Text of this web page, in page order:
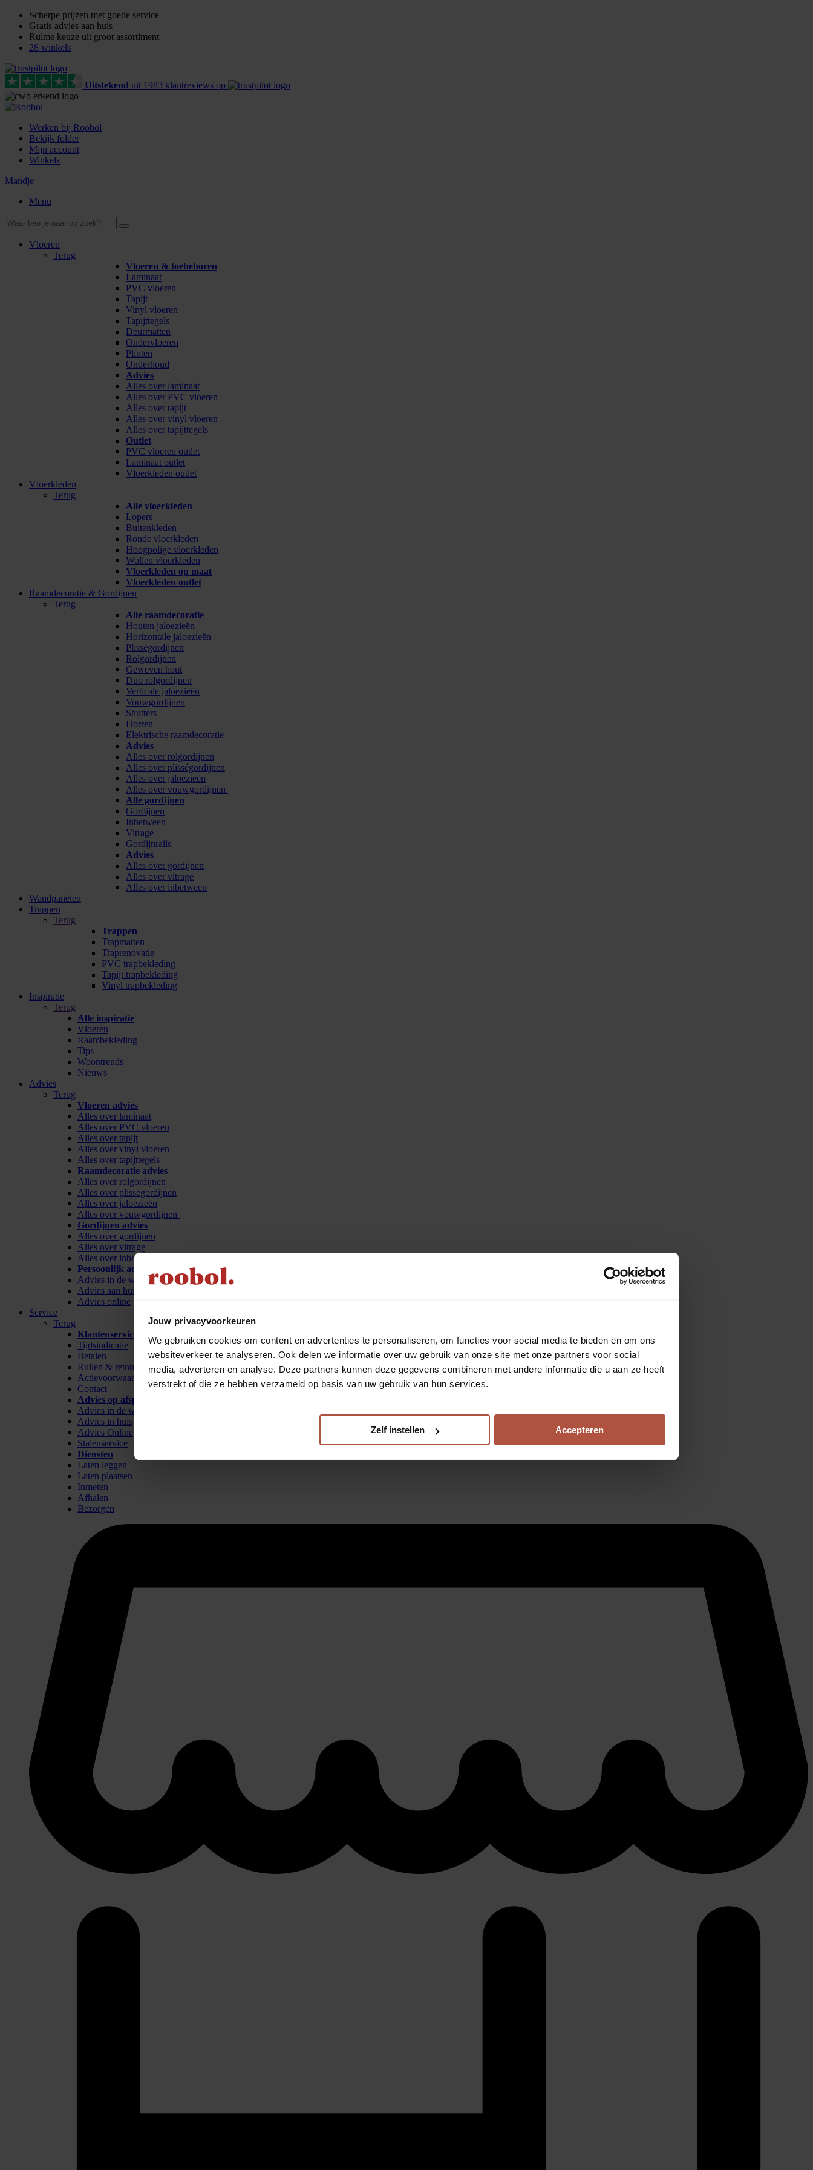
Jouw privacyvoorkeuren
We gebruiken cookies om content en advertenties te personaliseren, om functies voor social media te bieden en om ons
websiteverkeer te analyseren. Ook delen we informatie over uw gebruik van onze site met onze partners voor social
media, adverteren en analyse. Deze partners kunnen deze gegevens combineren met andere informatie die u aan ze heeft
verstrekt of die ze hebben verzameld op basis van uw gebruik van hun services.
Zelf instellen Accepteren
Scherpe prijzen met goede service
Gratis advies aan huis
Ruime keuze uit groot assortiment
28 winkels
Uitstekend uit 1983 klantreviews op
Werken bij Roobol
Bekijk folder
Mijn account
Winkels
Mandje
Menu
Vloeren
Terug
Vloeren & toebehoren
Laminaat
PVC vloeren
Tapijt
Vinyl vloeren
Tapijttegels
Deurmatten
Ondervloeren
Plinten
Onderhoud
Advies
Alles over laminaat
Alles over PVC vloeren
Alles over tapijt
Alles over vinyl vloeren
Alles over tapijttegels
Outlet
PVC vloeren outlet
Laminaat outlet
Vloerkleden outlet
Vloerkleden
Terug
Alle vloerkleden
Lopers
Buitenkleden
Ronde vloerkleden
Hoogpolige vloerkleden
Wollen vloerkleden
Vloerkleden op maat
Vloerkleden outlet
Raamdecoratie & Gordijnen
Terug
Alle raamdecoratie
Houten jaloezieën
Horizontale jaloezieën
Plisségordijnen
Rolgordijnen
Geweven hout
Duo rolgordijnen
Verticale jaloezieën
Vouwgordijnen
Shutters
Horren
Elektrische raamdecoratie
Advies
Alles over rolgordijnen
Alles over plisségordijnen
Alles over jaloezieën
Alles over vouwgordijnen
Alle gordijnen
Gordijnen
Inbetween
Vitrage
Gordijnrails
Advies
Alles over gordijnen
Alles over vitrage
Alles over inbetween
Wandpanelen
Trappen
Terug
Trappen
Trapmatten
Traprenovatie
PVC trapbekleding
Tapijt trapbekleding
Vinyl trapbekleding
Inspiratie
Terug
Alle inspiratie
Vloeren
Raambekleding
Tips
Woontrends
Nieuws
Advies
Terug
Vloeren advies
Alles over laminaat
Alles over PVC vloeren
Alles over tapijt
Alles over vinyl vloeren
Alles over tapijttegels
Raamdecoratie advies
Alles over rolgordijnen
Alles over plisségordijnen
Alles over jaloezieën
Alles over vouwgordijnen
Gordijnen advies
Alles over gordijnen
Alles over vitrage
Alles over inbetween
Persoonlijk advies
Advies in de winkel
Advies aan huis
Advies online
Service
Terug
Klantenservice
Tijdsindicatie
Betalen
Ruilen & retour
Actievoorwaarden
Contact
Advies op afspraak
Advies in de winkel
Advies in huis
Advies Online
Stalenservice
Diensten
Laten leggen
Laten plaatsen
Inmeten
Afhalen
Bezorgen